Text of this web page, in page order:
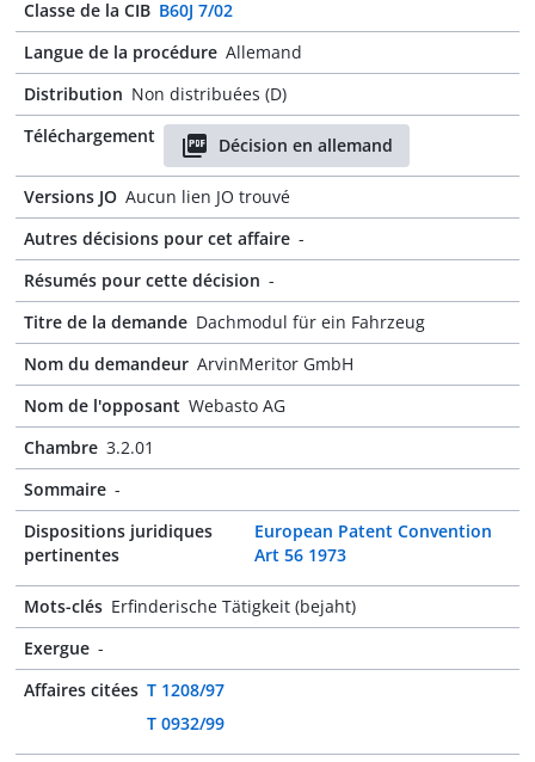
Classe de la CIB B60J 7/02
Langue de la procédure Allemand
Distribution Non distribuées (D)
Téléchargement
Décision en allemand
Versions JO Aucun lien JO trouvé
Autres décisions pour cet affaire -
Résumés pour cette décision -
Titre de la demande Dachmodul für ein Fahrzeug
Nom du demandeur ArvinMeritor GmbH
Nom de l'opposant Webasto AG
Chambre 3.2.01
Sommaire -
Dispositions juridiques
pertinentes
European Patent Convention
Art 56 1973
Mots-clés Erfinderische Tätigkeit (bejaht)
Exergue -
Affaires citées T 1208/97
T 0932/99